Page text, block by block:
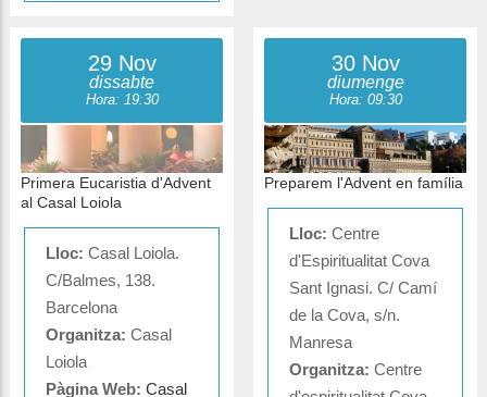
29 Nov
dissabte
Hora: 19:30
Primera Eucaristia d'Advent
al Casal Loiola
Lloc: Casal Loiola.
C/Balmes, 138.
Barcelona
Organitza: Casal
Loiola
Pàgina Web: Casal
30 Nov
diumenge
Hora: 09:30
Preparem l'Advent en família
Lloc: Centre
d'Espiritualitat Cova
Sant Ignasi. C/ Camí
de la Cova, s/n.
Manresa
Organitza: Centre